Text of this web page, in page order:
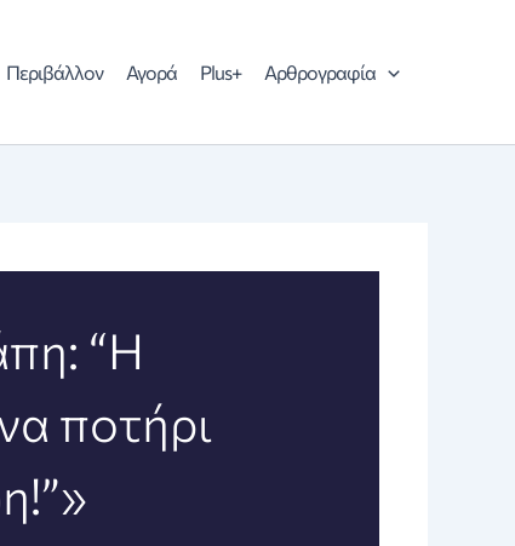
Περιβάλλον Αγορά Plus+ Αρθρογραφία
“Η
ποτήρι